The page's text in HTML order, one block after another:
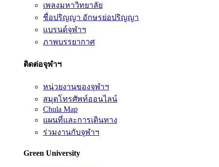
เพลงมหาวิทยาลัย
ชื่อปริญญา อักษรย่อปริญญา
แบรนด์จุฬาฯ
ภาพบรรยากาศ
ติดต่อจุฬาฯ
หน่วยงานของจุฬาฯ
สมุดโทรศัพท์ออนไลน์
Chula Map
แผนที่และการเดินทาง
ร่วมงานกับจุฬาฯ
Green University